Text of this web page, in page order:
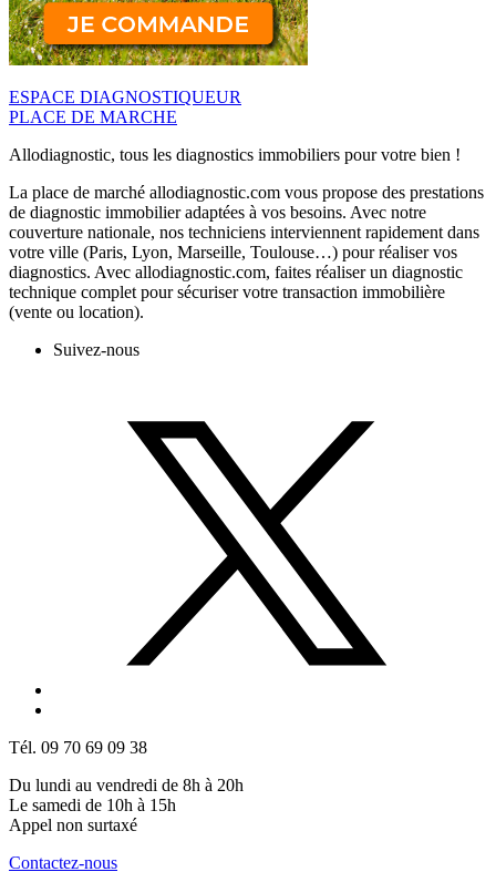
ESPACE DIAGNOSTIQUEUR
PLACE DE MARCHE
Allodiagnostic, tous les diagnostics immobiliers pour votre bien !
La place de marché allodiagnostic.com vous propose des prestations
de diagnostic immobilier adaptées à vos besoins. Avec notre
couverture nationale, nos techniciens interviennent rapidement dans
votre ville (Paris, Lyon, Marseille, Toulouse…) pour réaliser vos
diagnostics. Avec allodiagnostic.com, faites réaliser un diagnostic
technique complet pour sécuriser votre transaction immobilière
(vente ou location).
Suivez-nous
Tél. 09 70 69 09 38
Du lundi au vendredi de 8h à 20h
Le samedi de 10h à 15h
Appel non surtaxé
Contactez-nous